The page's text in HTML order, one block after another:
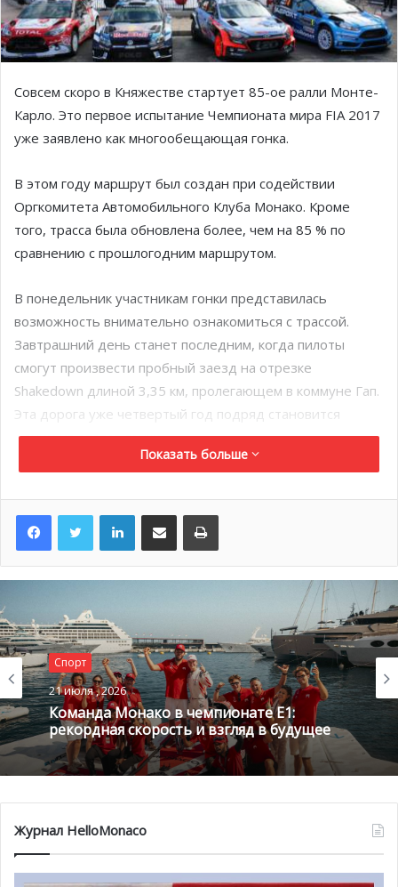
Совсем скоро в Княжестве стартует 85-ое ралли Монте-
Карло. Это первое испытание Чемпионата мира FIA 2017
уже заявлено как многообещающая гонка.
В этом году маршрут был создан при содействии
Оргкомитета Автомобильного Клуба Монако. Кроме
того, трасса была обновлена более, чем на 85 % по
сравнению с прошлогодним маршрутом.
В понедельник участникам гонки представилась
возможность внимательно ознакомиться с трассой.
Завтрашний день станет последним, когда пилоты
смогут произвести пробный заезд на отрезке
Shakedown длиной 3,35 км, пролегающем в коммуне Гап.
Эта дорога уже четвертый год подряд становится
одним из этапов гонки.
дан вечером 19 января на площади Казино в Монте-
Карло.
В программе первого ночного этападве символические
Показать больше
LinkedInПоделиться по электронной почте Распечатать
Спорт
21 июля , 2026
Команда Монако в чемпионате E1:
рекордная скорость и взгляд в будущее
Журнал HelloMonaco